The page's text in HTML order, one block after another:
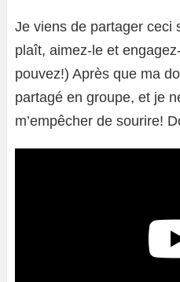
Je viens de partager ceci
plaît, aimez-le et
pouvez!) Après que ma
partagé en groupe, et je
m’empêcher de sourire!